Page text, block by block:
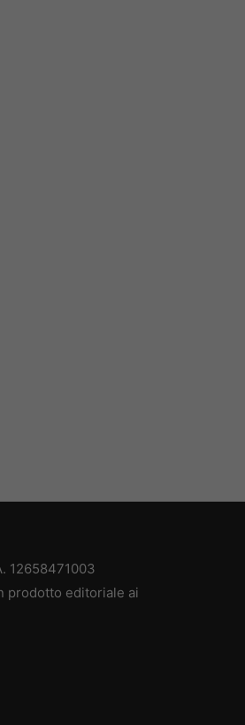
12658471003
prodotto editoriale ai